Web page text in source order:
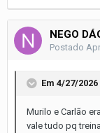
NEGO
Postado
Em 4/27/
Murilo e Carlão
vale tudo pq